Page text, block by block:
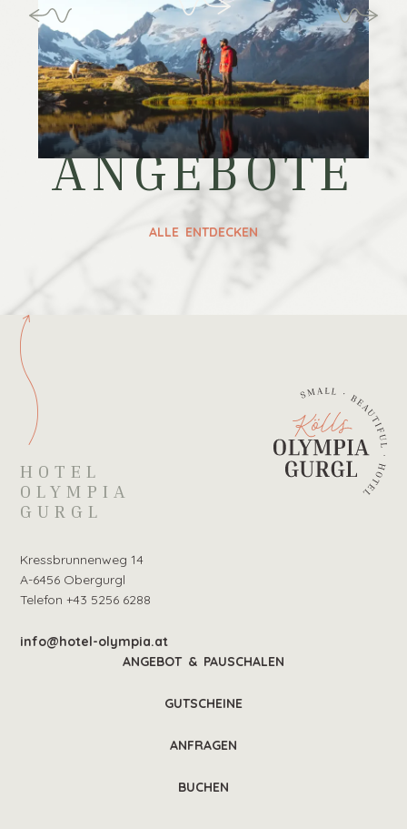
ANGEBOTE
ALLE ENTDECKEN
HOTEL
OLYMPIA
GURGL
Kressbrunnenweg 14
A-6456 Obergurgl
Telefon +43 5256 6288
info@hotel-olympia.at
ANGEBOT & PAUSCHALEN
GUTSCHEINE
ANFRAGEN
BUCHEN